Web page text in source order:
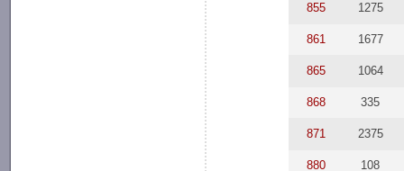
855 1275
861 1677
865 1064
868 335
871 2375
880 108